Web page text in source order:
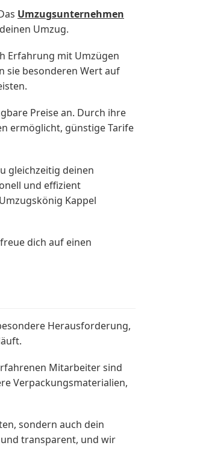
Umzugsunternehmen
Umzug.
Erfahrung mit Umzügen
sie besonderen Wert auf
Preise an. Durch ihre
ermöglicht, günstige Tarife
gleichzeitig deinen
und effizient
Kappel
dich auf einen
Herausforderung,
Mitarbeiter sind
Verpackungsmaterialien,
sondern auch dein
transparent, und wir